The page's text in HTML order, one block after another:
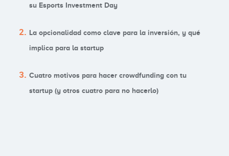
su Esports Investment Day
La opcionalidad como clave para la inversión, y qué
implica para la startup
Cuatro motivos para hacer crowdfunding con tu
startup (y otros cuatro para no hacerlo)